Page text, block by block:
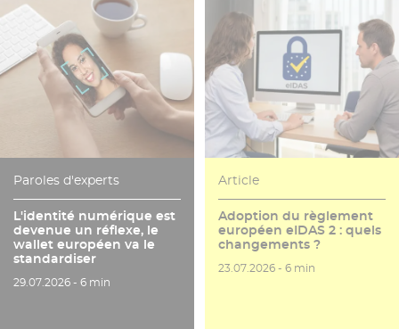
Paroles d'experts
L'identité numérique est
devenue un réflexe, le
wallet européen va le
standardiser
Date de publication
29.07.2026 - Temps de lecture
6 min
Article
Adoption du règlement
européen eIDAS 2 : quels
changements ?
Date de publication
23.07.2026 -Temps de lecture
6 min